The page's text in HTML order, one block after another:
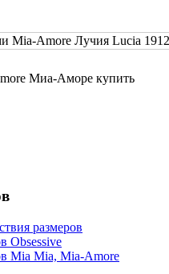
Миа-Аморе купить
размеров
Obsessive
Mia Mia, Mia-Amore